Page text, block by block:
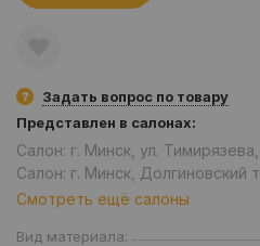
Задать вопрос по товару
Представлен в салонах:
Салон: г. Минск, ул.
Салон: г. Минск, Долгиновский
Смотреть ещё салоны
Вид материала: